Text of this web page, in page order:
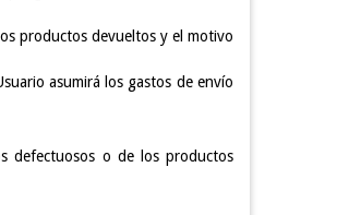
productos devueltos y el motivo
asumirá los gastos de envío
defectuosos o de los productos